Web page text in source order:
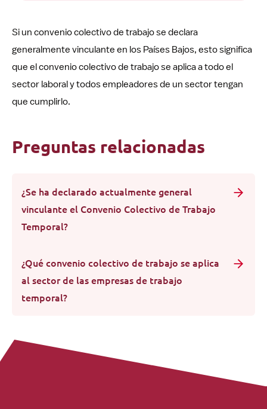
Si un convenio colectivo de trabajo se declara
generalmente vinculante en los Países Bajos, esto significa
que el convenio colectivo de trabajo se aplica a todo el
sector laboral y todos empleadores de un sector tengan
que cumplirlo.
Preguntas relacionadas
¿Se ha declarado actualmente general
vinculante el Convenio Colectivo de Trabajo
Temporal?
¿Qué convenio colectivo de trabajo se aplica
al sector de las empresas de trabajo
temporal?